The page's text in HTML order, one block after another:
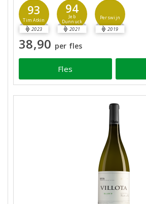
93
Tim Atkin
2023
94
Jeb
Dunnuck
2021
Perswijn
2019
38,90 per fles
Fles